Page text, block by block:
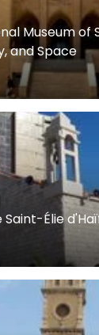
Museum of
and Space
Élie